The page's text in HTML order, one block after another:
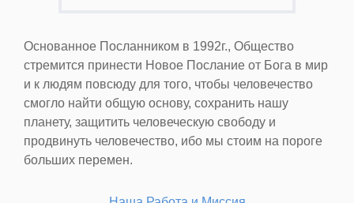
Основанное Посланником в 1992г., Общество
стремится принести Новое Послание от Бога в мир
и к людям повсюду для того, чтобы человечество
смогло найти общую основу, сохранить нашу
планету, защитить человеческую свободу и
продвинуть человечество, ибо мы стоим на пороге
больших перемен.